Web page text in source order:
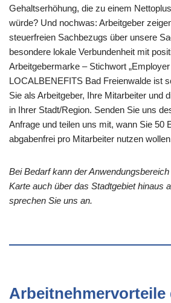
Gehaltserhöhung, die zu einem
würde? Und nochwas: Arbeitgeber
steuerfreien Sachbezugs über unsere
besondere lokale Verbundenheit mit
Arbeitgebermarke – Stichwort „Employer
LOCALBENEFITS Bad Freienwalde ist
Sie als Arbeitgeber, Ihre Mitarbeiter und
in Ihrer Stadt/Region. Senden Sie uns
Anfrage und teilen uns mit, wann Sie 50
abgabenfrei pro Mitarbeiter nutzen
Bei Bedarf kann der
Karte auch über das Stadtgebiet hinaus
sprechen Sie uns an.
Arbeitnehmervorteile